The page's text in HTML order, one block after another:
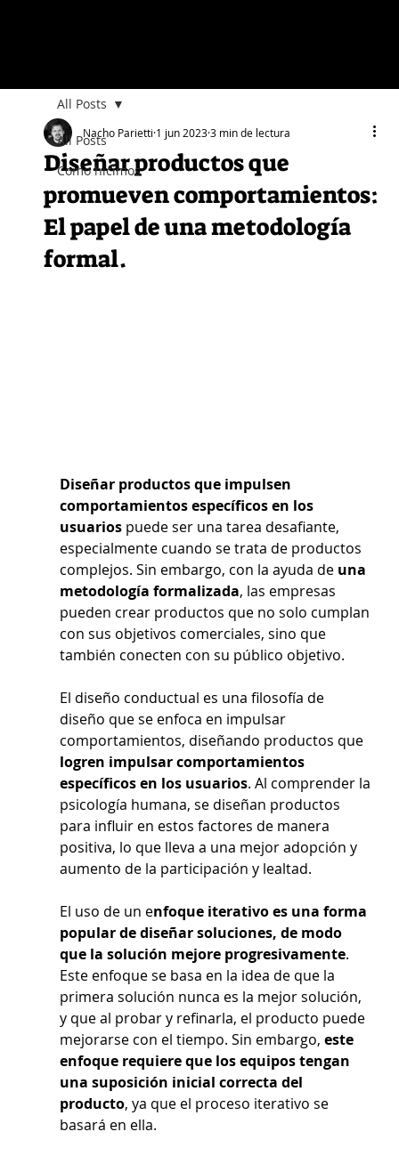
All Posts
Como hicimos
All Posts
Diseñar productos que
promueven comportamientos:
El papel de una metodología
formal.
Nacho Parietti 1 jun 20233 min de lectura
Diseñar productos que impulsen
comportamientos específicos en los
usuarios puede ser una tarea desafiante,
especialmente cuando se trata de productos
complejos. Sin embargo, con la ayuda de una
metodología formalizada, las empresas
pueden crear productos que no solo cumplan
con sus objetivos comerciales, sino que
también conecten con su público objetivo.
El diseño conductual es una filosofía de
diseño que se enfoca en impulsar
comportamientos, diseñando productos que
logren impulsar comportamientos
específicos en los usuarios. Al comprender la
psicología humana, se diseñan productos
para influir en estos factores de manera
positiva, lo que lleva a una mejor adopción y
aumento de la participación y lealtad.
El uso de un enfoque iterativo es una forma
popular de diseñar soluciones, de modo
que la solución mejore progresivamente.
Este enfoque se basa en la idea de que la
primera solución nunca es la mejor solución,
y que al probar y refinarla, el producto puede
mejorarse con el tiempo. Sin embargo, este
enfoque requiere que los equipos tengan
una suposición inicial correcta del
producto, ya que el proceso iterativo se
basará en ella.